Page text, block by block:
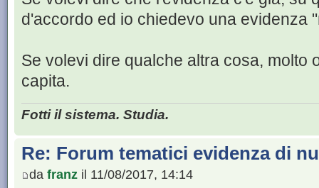
d'accordo ed io chiedevo una evidenza
Se volevi dire qualche altra cosa, molto
capita.
Fotti il sistema. Studia.
Re: Forum tematici evidenza di
da franz il 11/08/2017, 14:14